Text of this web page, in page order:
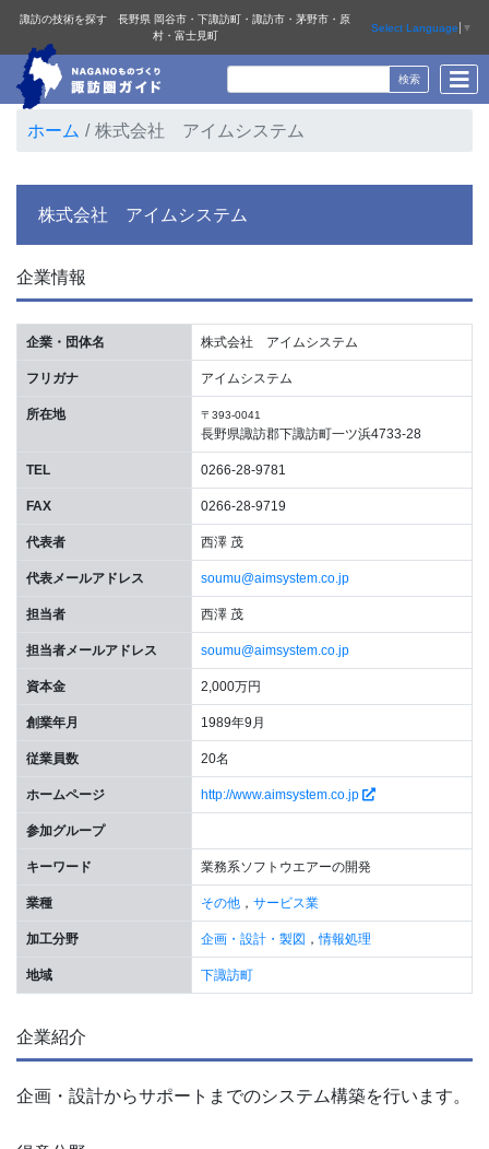
諏訪の技術を探す 長野県 岡谷市・下諏訪町・諏訪市・茅野市・原
村・富士見町
Select Language ▼
ホーム 株式会社 アイムシステム
株式会社 アイムシステム
企業情報
企業・団体名 株式会社 アイムシステム
フリガナ アイムシステム
所在地 〒393-0041
長野県諏訪郡下諏訪町一ツ浜4733-28
TEL 0266-28-9781
FAX 0266-28-9719
代表者 西澤 茂
代表メールアドレス soumu@aimsystem.co.jp
担当者 西澤 茂
担当者メールアドレス soumu@aimsystem.co.jp
資本金 2,000万円
創業年月 1989年9月
従業員数 20名
ホームページ http://www.aimsystem.co.jp
参加グループ
キーワード 業務系ソフトウエアーの開発
業種 その他， サービス業
加工分野 企画・設計・製図 ，情報処理
地域 下諏訪町
企業紹介
企画・設計からサポートまでのシステム構築を行います。